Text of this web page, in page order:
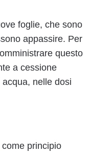
foglie, che sono
appassire. Per
questo
a cessione
nelle dosi
principio